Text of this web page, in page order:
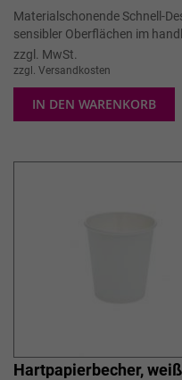
Materialschonende Schnell-
sensibler Oberflächen im
Sensitive Foam ge...
zzgl. MwSt.
zzgl. Versandkosten
IN DEN WARENKORB
Hartpapierbecher, weiß